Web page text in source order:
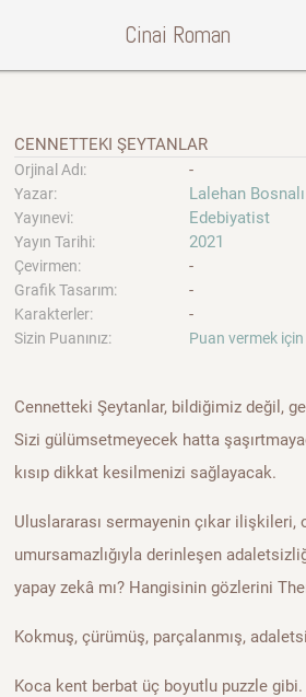
Cinai Roman
CENNETTEKI ŞEYTANLAR
Orjinal Adı: -
Yazar: Lalehan Bosnalı
Yayınevi: Edebiyatist
Yayın Tarihi: 2021
Çevirmen: -
Grafik Tasarım: -
Karakterler: -
Sizin Puanınız: Puan vermek
Cennetteki Şeytanlar, bildiğimiz değil,
Sizi gülümsetmeyecek hatta
kısıp dikkat kesilmenizi sağlayacak.
Uluslararası sermayenin çıkar ilişkileri,
umursamazlığıyla derinleşen
yapay zekâ mı? Hangisinin gözlerini
Kokmuş, çürümüş, parçalanmış,
Koca kent berbat üç boyutlu puzzle gibi.